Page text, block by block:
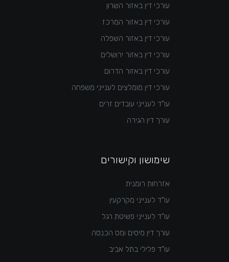
עורכי דין באזור השרון
עורכי דין באזור המרכז
עורכי דין באזור השפלה
עורכי דין באזור ירושלים
עורכי דין באזור הדרום
עורכי דין מומלצים לענייני משפחה
עו"ד לענייני עובדים זרים
עורך דין הגירה
שימושון וקישורים
אזרחות רומנית
עו"ד לענייני מקרקעין
עו"ד לענייני פשיטת רגל
עורך דין מיסים ומס הכנסה
עו"ד פלילי בתל אביב